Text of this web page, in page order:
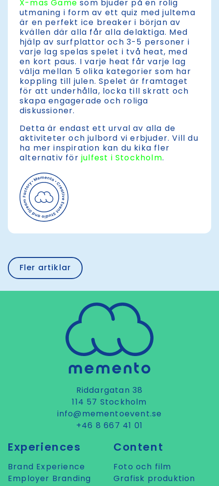
X-mas Game som bjuder på en rolig
utmaning i form av ett quiz med jultema
är en perfekt ice breaker i början av
kvällen där alla får alla delaktiga. Med
hjälp av surfplattor och 3-5 personer i
varje lag spelas spelet i två heat, med
en kort paus. I varje heat får varje lag
välja mellan 5 olika kategorier som har
koppling till julen. Spelet är framtaget
för att underhålla, locka till skratt och
skapa engagerade och roliga
diskussioner.
Detta är endast ett urval av alla de
aktiviteter och julbord vi erbjuder. Vill du
ha mer inspiration kan du kika fler
alternativ för julfest i Stockholm.
Fler artiklar
Riddargatan 38
114 57 Stockholm
info@mementoevent.se
+46 8 667 41 01
Experiences
Brand Experience
Employer Branding
Content
Foto och film
Grafisk produktion